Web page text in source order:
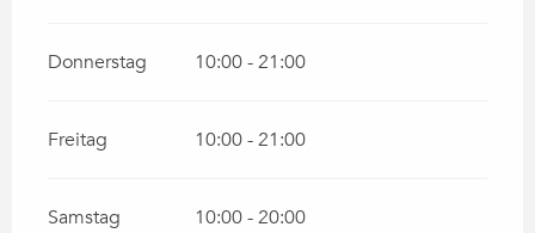
Donnerstag 10:00 - 21:00
Freitag 10:00 - 21:00
Samstag 10:00 - 20:00